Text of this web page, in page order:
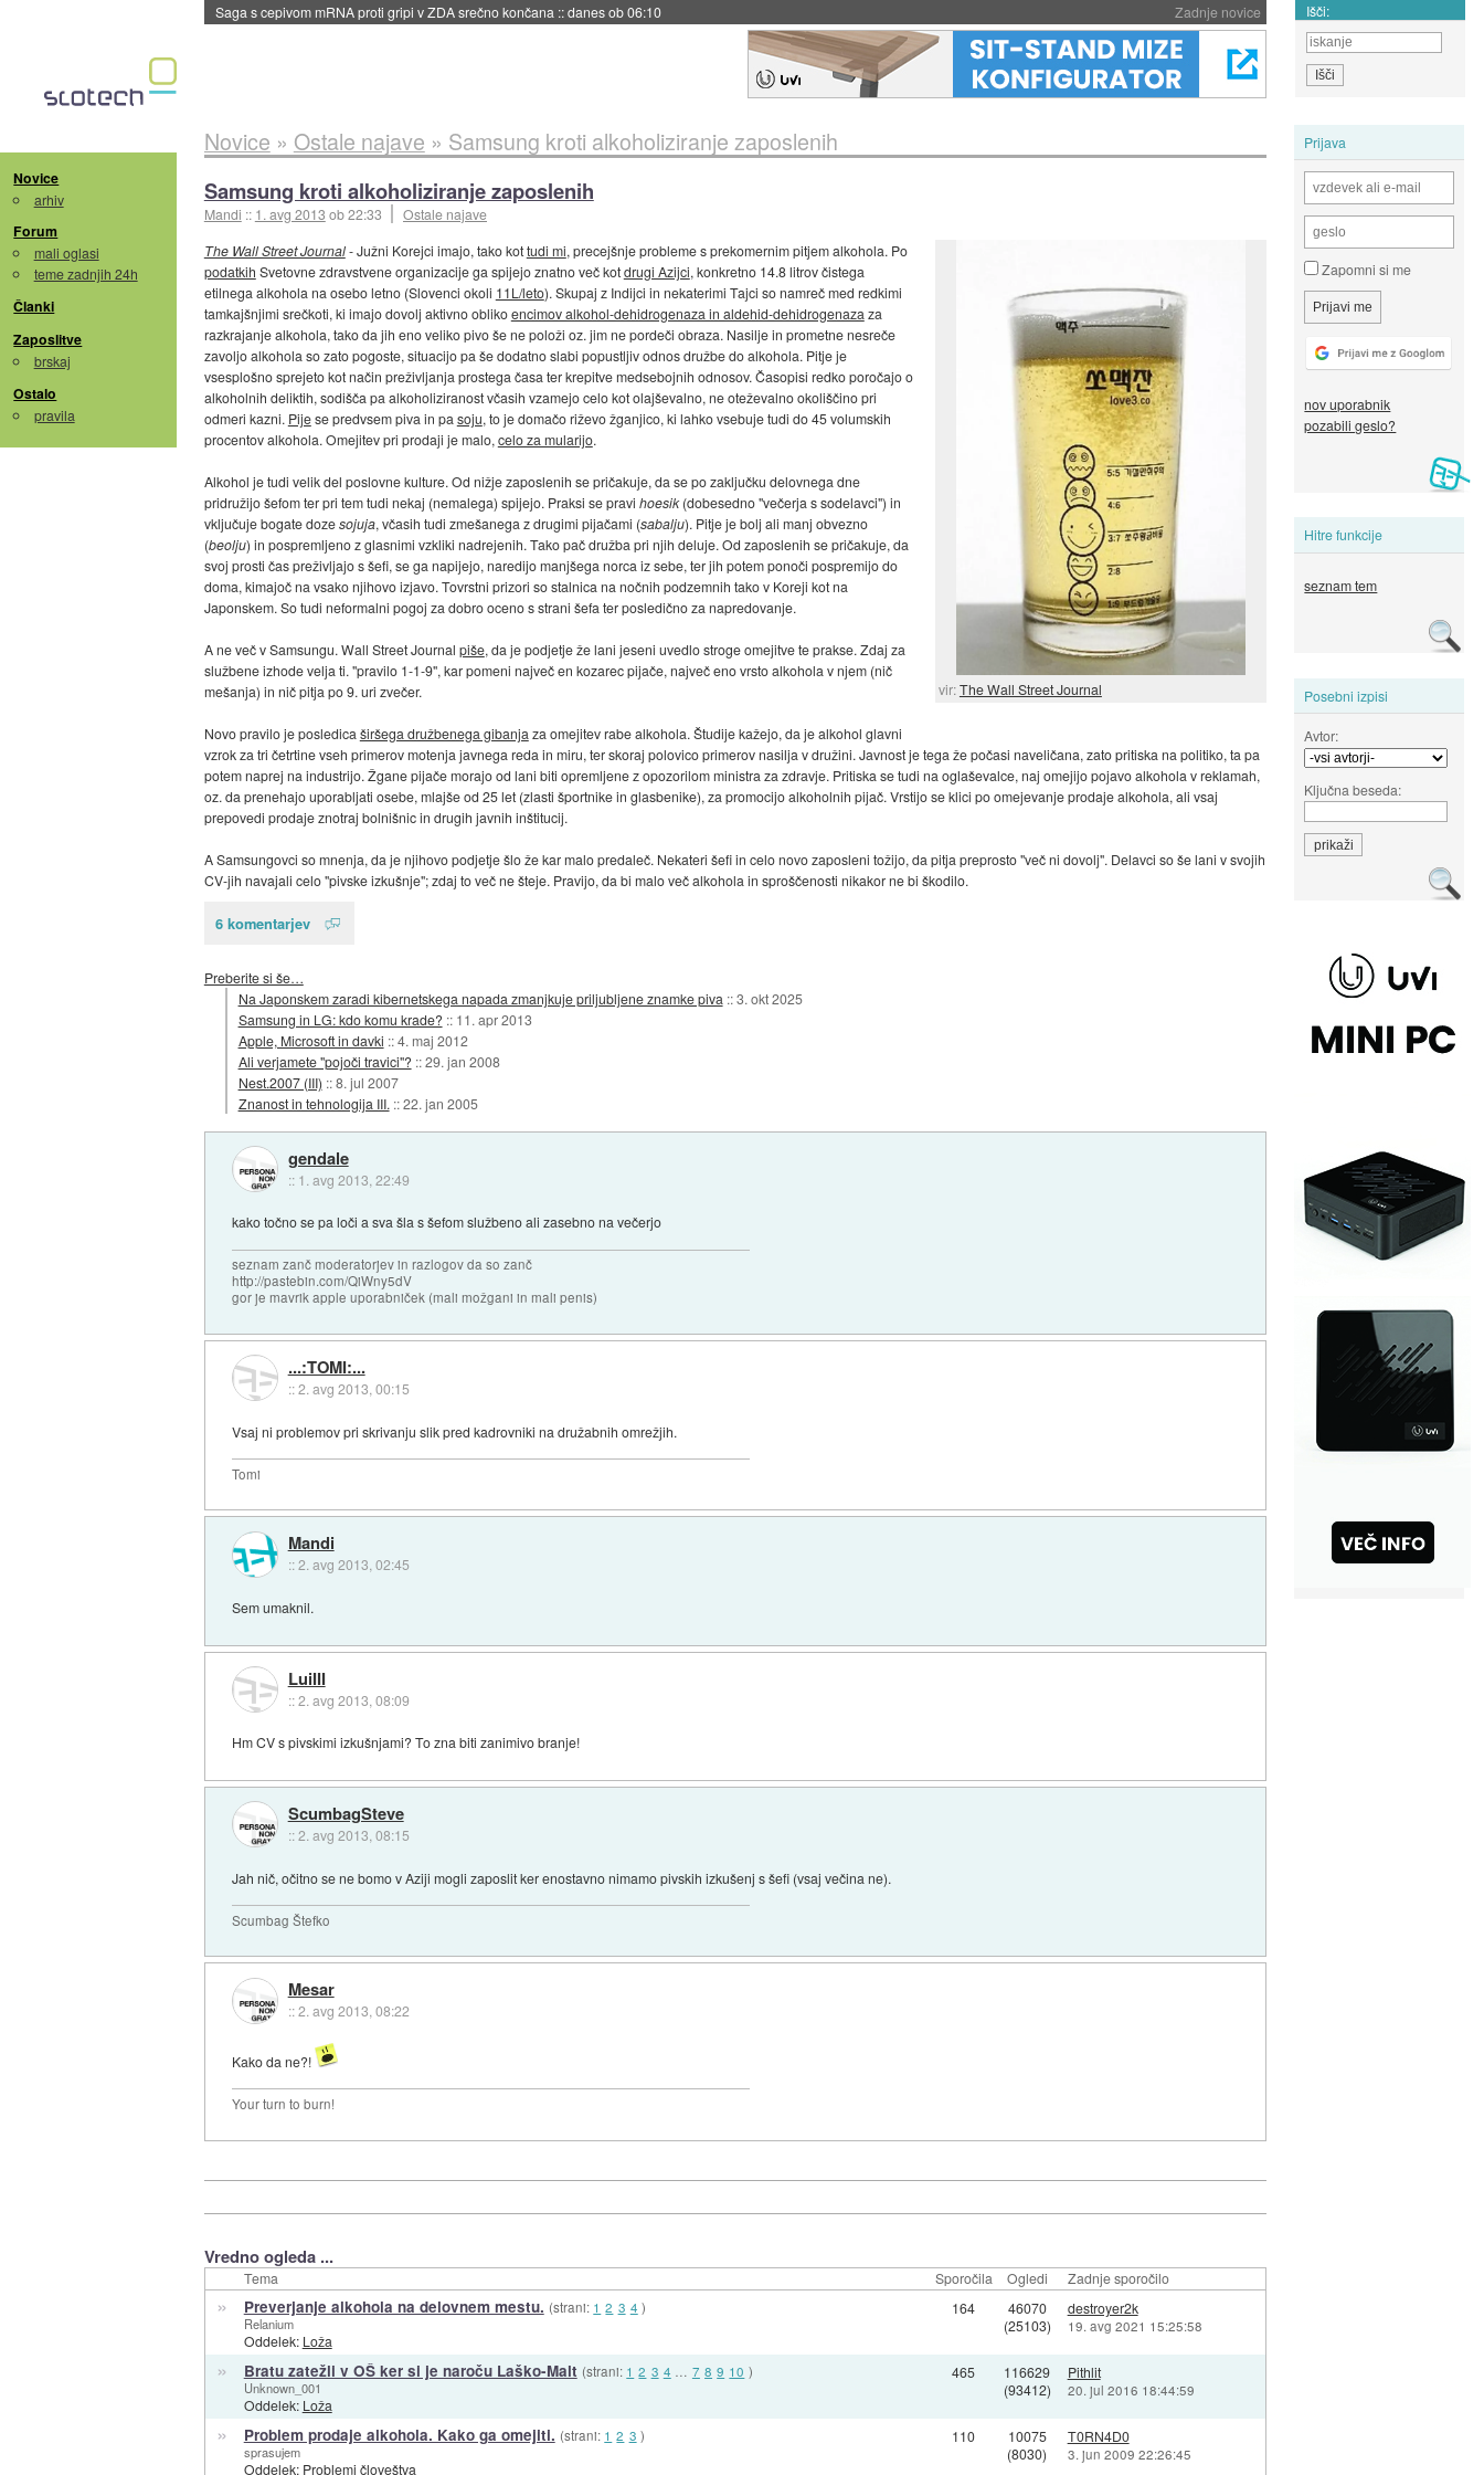
Zadnje novice
Saga s cepivom mRNA proti gripi v ZDA srečno končana ::danes ob 06:10 Išči:
Novice
arhiv
Forum
mali oglasi
teme zadnjih 24h
Članki
Zaposlitve
brskaj
Ostalo
pravila
Prijava
Zapomni si me
nov uporabnik
pozabili geslo?
Hitre funkcije
seznam tem
Posebni izpisi
Avtor:
Ključna beseda:
Novice » Ostale najave » Samsung kroti alkoholiziranje zaposlenih
Samsung kroti alkoholiziranje zaposlenih
Mandi :: 1. avg 2013 ob 22:33 Ostale najave
vir:The Wall Street Journal
The Wall Street Journal- Južni Korejci imajo, tako kottudi mi, precejšnje probleme s prekomernim pitjem alkohola. Po
podatkih Svetovne zdravstvene organizacije ga spijejo znatno več kotdrugi Azijci, konkretno 14.8 litrov čistega
etilnega alkohola na osebo letno (Slovenci okoli 11L/leto). Skupaj z Indijci in nekaterimi Tajci so namreč med redkimi
tamkajšnjimi srečkoti, ki imajo dovolj aktivno oblikoencimov alkohol-dehidrogenaza in aldehid-dehidrogenaza za
razkrajanje alkohola, tako da jih eno veliko pivo še ne položi oz. jim ne pordeči obraza. Nasilje in prometne nesreče
zavoljo alkohola so zato pogoste, situacijo pa še dodatno slabi popustljiv odnos družbe do alkohola. Pitje je
vsesplošno sprejeto kot način preživljanja prostega časa ter krepitve medsebojnih odnosov. Časopisi redko poročajo o
alkoholnih deliktih, sodišča pa alkoholiziranost včasih vzamejo celo kot olajševalno, ne oteževalno okoliščino pri
odmeri kazni. Pijese predvsem piva in pa soju, to je domačo riževo žganjico, ki lahko vsebuje tudi do 45 volumskih
procentov alkohola. Omejitev pri prodaji je malo, celo za mularijo.
Alkohol je tudi velik del poslovne kulture. Od nižje zaposlenih se pričakuje, da se po zaključku delovnega dne
pridružijo šefom ter pri tem tudi nekaj (nemalega) spijejo. Praksi se pravi hoesik(dobesedno "večerja s sodelavci") in
vključuje bogate dozesojuja, včasih tudi zmešanega z drugimi pijačami (sabalju). Pitje je bolj ali manj obvezno
(beolju) in pospremljeno z glasnimi vzkliki nadrejenih. Tako pač družba pri njih deluje. Od zaposlenih se pričakuje, da
svoj prosti čas preživljajo s šefi, se ga napijejo, naredijo manjšega norca iz sebe, ter jih potem ponoči pospremijo do
doma, kimajoč na vsako njihovo izjavo. Tovrstni prizori so stalnica na nočnih podzemnih tako v Koreji kot na
Japonskem. So tudi neformalni pogoj za dobro oceno s strani šefa ter posledično za napredovanje.
A ne več v Samsungu. Wall Street Journal piše, da je podjetje že lani jeseni uvedlo stroge omejitve te prakse. Zdaj za
službene izhode velja ti. "pravilo 1-1-9", kar pomeni največ en kozarec pijače, največ eno vrsto alkohola v njem (nič
mešanja) in nič pitja po 9. uri zvečer.
Novo pravilo je posledica širšega družbenega gibanja za omejitev rabe alkohola. Študije kažejo, da je alkohol glavni
vzrok za tri četrtine vseh primerov motenja javnega reda in miru, ter skoraj polovico primerov nasilja v družini. Javnost je tega že počasi naveličana, zato pritiska na politiko, ta pa
potem naprej na industrijo. Žgane pijače morajo od lani biti opremljene z opozorilom ministra za zdravje. Pritiska se tudi na oglaševalce, naj omejijo pojavo alkohola v reklamah,
oz. da prenehajo uporabljati osebe, mlajše od 25 let (zlasti športnike in glasbenike), za promocijo alkoholnih pijač. Vrstijo se klici po omejevanje prodaje alkohola, ali vsaj
prepovedi prodaje znotraj bolnišnic in drugih javnih inštitucij.
A Samsungovci so mnenja, da je njihovo podjetje šlo že kar malo predaleč. Nekateri šefi in celo novo zaposleni tožijo, da pitja preprosto "več ni dovolj". Delavci so še lani v svojih
CV-jih navajali celo "pivske izkušnje"; zdaj to več ne šteje. Pravijo, da bi malo več alkohola in sproščenosti nikakor ne bi škodilo.
6 komentarjev
Preberite si še…
Na Japonskem zaradi kibernetskega napada zmanjkuje priljubljene znamke piva ::3. okt 2025
Samsung in LG: kdo komu krade? :: 11. apr 2013
Apple, Microsoft in davki ::4. maj 2012
Ali verjamete "pojoči travici"? ::29. jan 2008
Nest.2007 (III) ::8. jul 2007
Znanost in tehnologija III. ::22. jan 2005
gendale
:: 1. avg 2013, 22:49
kako točno se pa loči a sva šla s šefom službeno ali zasebno na večerjo
seznam zanč moderatorjev in razlogov da so zanč
http://pastebin.com/QiWny5dV
gor je mavrik apple uporabniček (mali možgani in mali penis)
...:TOMI:...
::2. avg 2013, 00:15
Vsaj ni problemov pri skrivanju slik pred kadrovniki na družabnih omrežjih.
Tomi
Mandi
::2. avg 2013, 02:45
Sem umaknil.
LuiIII
::2. avg 2013, 08:09
Hm CV s pivskimi izkušnjami? To zna biti zanimivo branje!
ScumbagSteve
::2. avg 2013, 08:15
Jah nič, očitno se ne bomo v Aziji mogli zaposlit ker enostavno nimamo pivskih izkušenj s šefi (vsaj večina ne).
Scumbag Štefko
Mesar
::2. avg 2013, 08:22
Kako da ne?!
Your turn to burn!
Vredno ogleda ...
Tema Sporočila Ogledi Zadnje sporočilo
» Preverjanje alkohola na delovnem mestu. (strani: 1 2 3 4 )
Relanium
Oddelek: Loža
164
46070
(25103)
destroyer2k
19. avg 2021 15:25:58
» Bratu zatežli v OŠ ker si je naroču Laško-Malt (strani: 1 2 3 4 … 7 8 9 10 )
Unknown_001
Oddelek: Loža
465
116629
(93412)
Pithlit
20. jul 2016 18:44:59
» Problem prodaje alkohola. Kako ga omejiti. (strani: 1 2 3 )
sprasujem
Oddelek: Problemi človeštva
110
10075
(8030)
T0RN4D0
3. jun 2009 22:26:45